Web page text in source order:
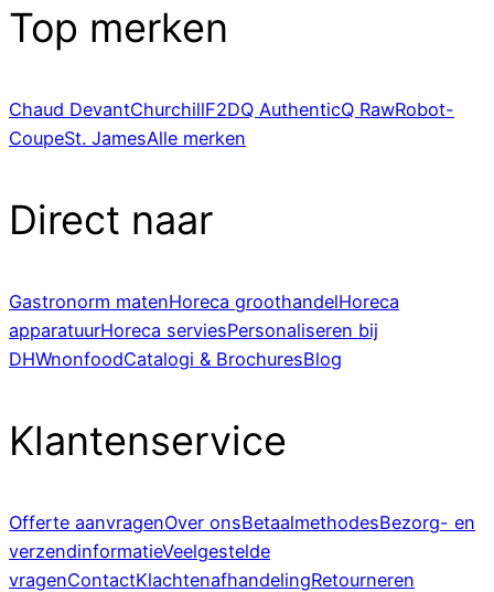
Top merken
Chaud DevantChurchillF2DQ AuthenticQ RawRobot-
CoupeSt. JamesAlle merken
Direct naar
Gastronorm matenHoreca groothandelHoreca
apparatuurHoreca serviesPersonaliseren bij
DHWnonfoodCatalogi & BrochuresBlog
Klantenservice
Offerte aanvragenOver onsBetaalmethodesBezorg- en
verzendinformatieVeelgestelde
vragenContactKlachtenafhandelingRetourneren